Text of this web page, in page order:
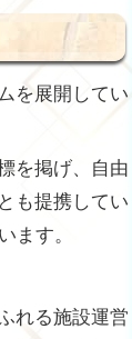
を展開してい
を掲げ、自由
も提携してい
ます。
れる施設運営